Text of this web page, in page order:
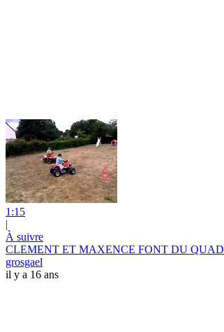
1:15
|
À suivre
CLEMENT ET MAXENCE FONT DU QUAD
grosgael
il y a 16 ans